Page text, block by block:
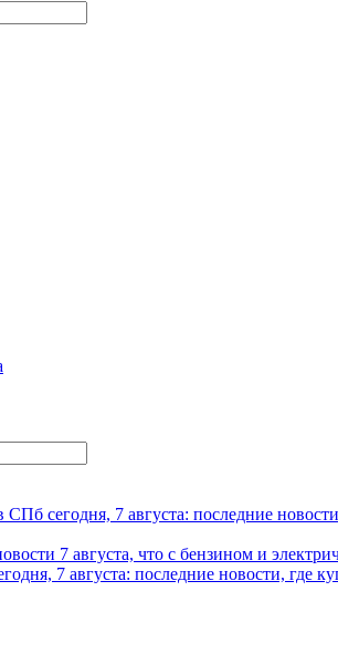
СПб сегодня, 7 августа: последние
7 августа, что с бензином и
7 августа: последние новости, где